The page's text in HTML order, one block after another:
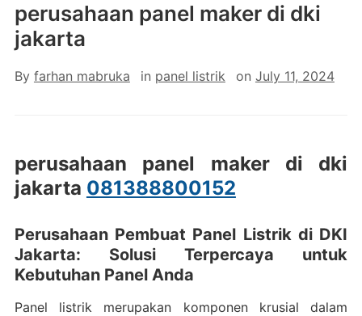
perusahaan panel maker di dki
jakarta
By farhan mabruka in panel listrik on July 11, 2024
perusahaan panel maker di dki
jakarta 081388800152
Perusahaan Pembuat Panel Listrik di DKI
Jakarta: Solusi Terpercaya untuk
Kebutuhan Panel Anda
Panel listrik merupakan komponen krusial dalam